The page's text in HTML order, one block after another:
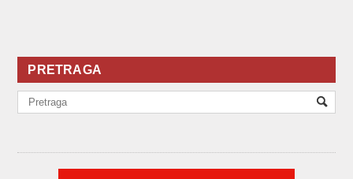
PRETRAGA